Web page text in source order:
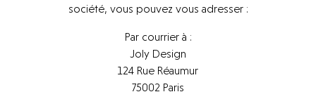
société, vous pouvez vous adresser :
Par courrier à :
Joly Design
124 Rue Réaumur
75002 Paris